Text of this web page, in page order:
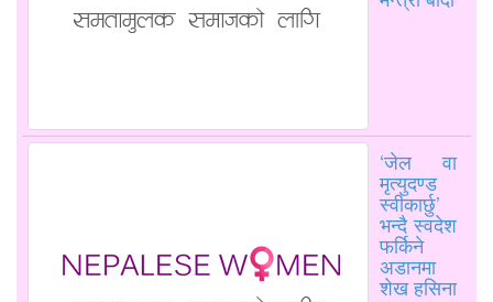
‘जेल वा
मृत्युदण्ड
स्वीकार्छु’
भन्दै स्वदेश
फर्किने
अडानमा
शेख हसिना